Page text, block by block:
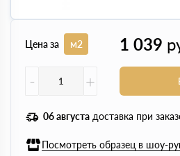
Цена за м2 1 039
-
+
06 августа доставка при
Посмотреть образец в шоу-